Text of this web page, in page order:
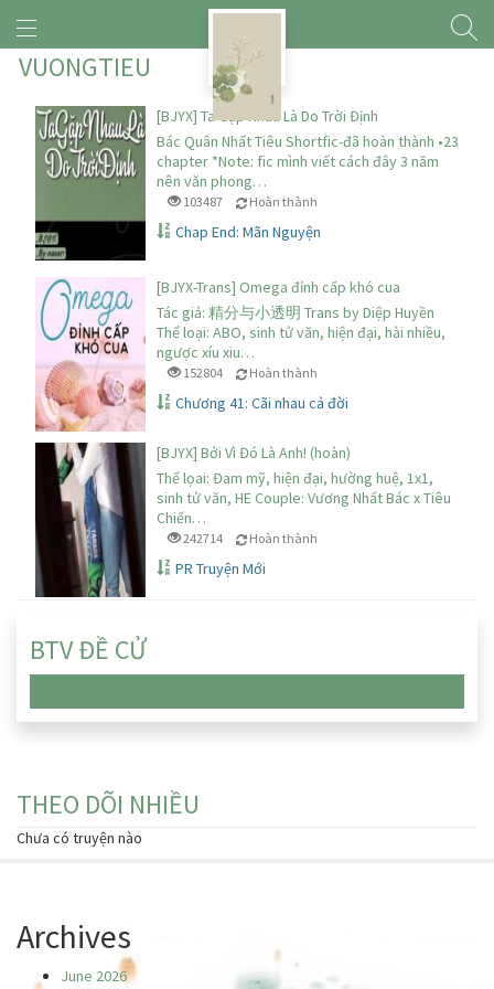
VUONGTIEU
[BJYX] Ta Gặp Nhau Là Do Trời Định
Bác Quân Nhất Tiêu Shortfic-đã hoàn thành •23
chapter *Note: fic mình viết cách đây 3 năm
nên văn phong…
103487 Hoàn thành
Chap End: Mãn Nguyện
[BJYX-Trans] Omega đỉnh cấp khó cua
Tác giả: 精分与小透明 Trans by Diệp Huyền
Thể loại: ABO, sinh tử văn, hiện đại, hài nhiều,
ngược xíu xiu…
152804 Hoàn thành
Chương 41: Cãi nhau cả đời
[BJYX] Bởi Vì Đó Là Anh! (hoàn)
Thể lọai: Đam mỹ, hiện đại, hường huệ, 1x1,
sinh tử văn, HE Couple: Vương Nhất Bác x Tiêu
Chiến…
242714 Hoàn thành
PR Truyện Mới
BTV ĐỀ CỬ
THEO DÕI NHIỀU
Chưa có truyện nào
Archives
June 2026